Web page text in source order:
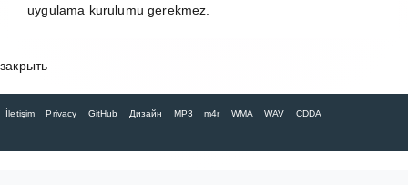
uygulama kurulumu gerekmez.
закрыть
İletişim Privacy GitHub Дизайн MP3 m4r WMA WAV CDDA